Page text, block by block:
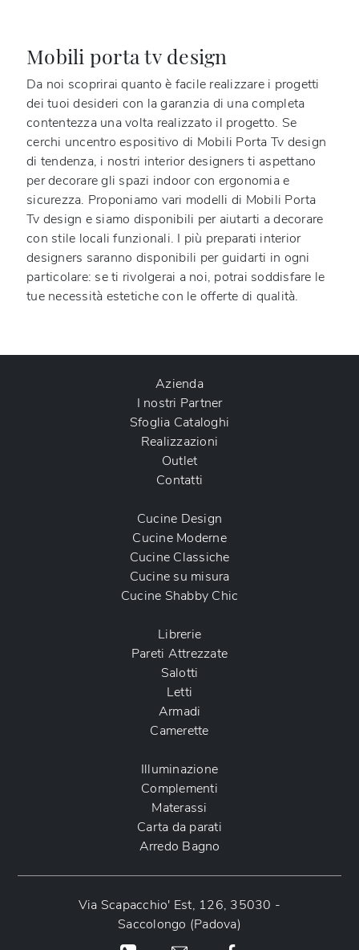
Mobili porta tv design
Da noi scoprirai quanto è facile realizzare i progetti
dei tuoi desideri con la garanzia di una completa
contentezza una volta realizzato il progetto. Se
cerchi uncentro espositivo di Mobili Porta Tv design
di tendenza, i nostri interior designers ti aspettano
per decorare gli spazi indoor con ergonomia e
sicurezza. Proponiamo vari modelli di Mobili Porta
Tv design e siamo disponibili per aiutarti a decorare
con stile locali funzionali. I più preparati interior
designers saranno disponibili per guidarti in ogni
particolare: se ti rivolgerai a noi, potrai soddisfare le
tue necessità estetiche con le offerte di qualità.
Azienda
I nostri Partner
Sfoglia Cataloghi
Realizzazioni
Outlet
Contatti
Cucine Design
Cucine Moderne
Cucine Classiche
Cucine su misura
Cucine Shabby Chic
Librerie
Pareti Attrezzate
Salotti
Letti
Armadi
Camerette
Illuminazione
Complementi
Materassi
Carta da parati
Arredo Bagno
Via Scapacchio' Est, 126, 35030 -
Saccolongo (Padova)